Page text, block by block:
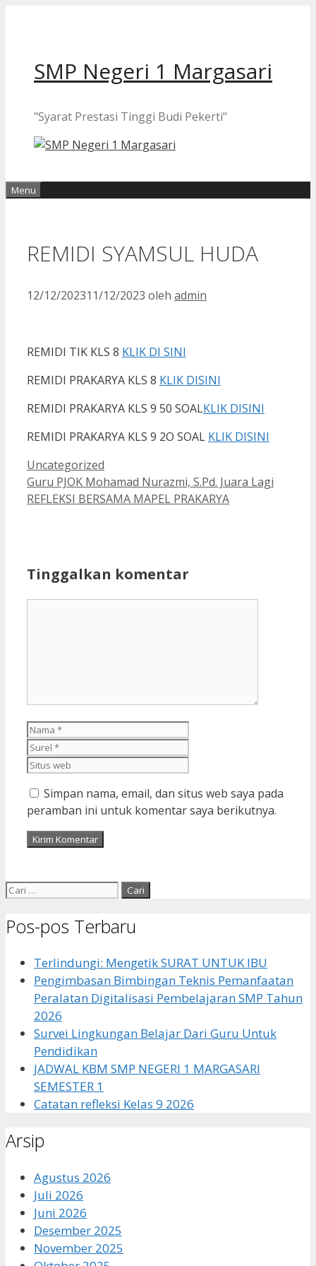
SMP Negeri 1 Margasari
"Syarat Prestasi Tinggi Budi Pekerti"
Menu
REMIDI SYAMSUL HUDA
12/12/202311/12/2023 oleh admin
REMIDI TIK KLS 8 KLIK DI SINI
REMIDI PRAKARYA KLS 8 KLIK DISINI
REMIDI PRAKARYA KLS 9 50 SOALKLIK DISINI
REMIDI PRAKARYA KLS 9 2O SOAL KLIK DISINI
Kategori
Uncategorized
Guru PJOK Mohamad Nurazmi, S.Pd. Juara Lagi
REFLEKSI BERSAMA MAPEL PRAKARYA
Tinggalkan komentar
Nama
Simpan nama, email, dan situs web saya pada
peramban ini untuk komentar saya berikutnya.
Cari
Pos-pos Terbaru
Terlindungi: Mengetik SURAT UNTUK IBU
Pengimbasan Bimbingan Teknis Pemanfaatan
Peralatan Digitalisasi Pembelajaran SMP Tahun
2026
Survei Lingkungan Belajar Dari Guru Untuk
Pendidikan
JADWAL KBM SMP NEGERI 1 MARGASARI
SEMESTER 1
Catatan refleksi Kelas 9 2026
Arsip
Agustus 2026
Juli 2026
Juni 2026
Desember 2025
November 2025